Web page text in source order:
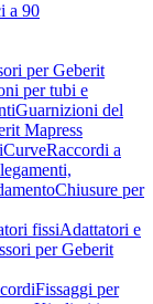
a 90
per Geberit
per tubi e
Guarnizioni del
Mapress
CurveRaccordi a
Chiusure per
fissiAdattatori e
per Geberit
Fissaggi per